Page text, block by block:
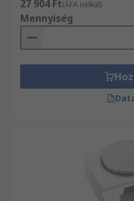
27 904 Ft(ÁFA nélkül)
Mennyiség